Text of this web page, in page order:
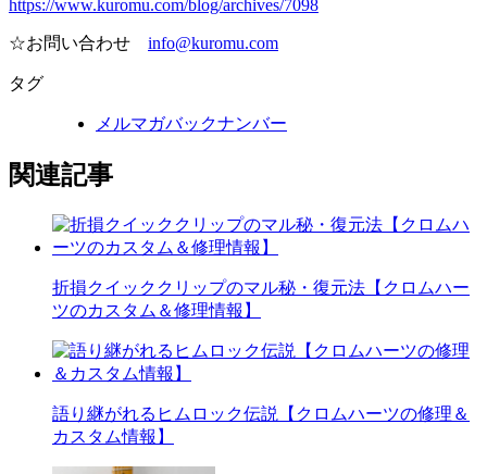
https://www.kuromu.com/blog/archives/7098
☆お問い合わせ info@kuromu.com
タグ
メルマガバックナンバー
関連記事
折損クイッククリップのマル秘・復元法【クロムハー
ツのカスタム＆修理情報】
語り継がれるヒムロック伝説【クロムハーツの修理＆
カスタム情報】